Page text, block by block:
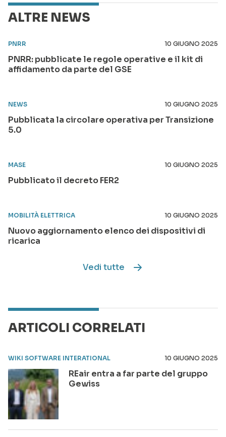
ALTRE NEWS
PNRR 10 GIUGNO 2025
PNRR: pubblicate le regole operative e il kit di
affidamento da parte del GSE
NEWS 10 GIUGNO 2025
Pubblicata la circolare operativa per Transizione
5.0
MASE 10 GIUGNO 2025
Pubblicato il decreto FER2
MOBILITÀ ELETTRICA 10 GIUGNO 2025
Nuovo aggiornamento elenco dei dispositivi di
ricarica
Vedi tutte
ARTICOLI CORRELATI
WIKI SOFTWARE INTERATIONAL 10 GIUGNO 2025
REair entra a far parte del gruppo
Gewiss